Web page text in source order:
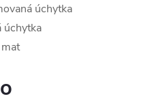
úchytka
úchytka